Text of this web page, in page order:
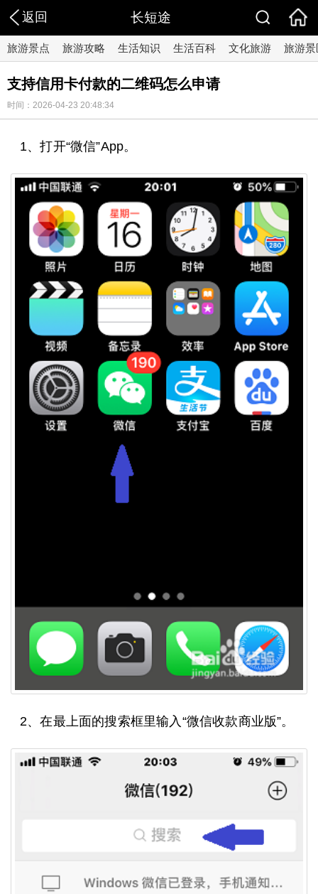
返回 长短途
旅游景点 旅游攻略 生活知识 生活百科 文化旅游 旅游景
支持信用卡付款的二维码怎么申请
时间：2026-04-23 20:48:34
1、打开“微信”App。
2、在最上面的搜索框里输入“微信收款商业版”。